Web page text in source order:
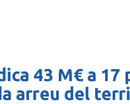
43 M€ a 17
arreu del